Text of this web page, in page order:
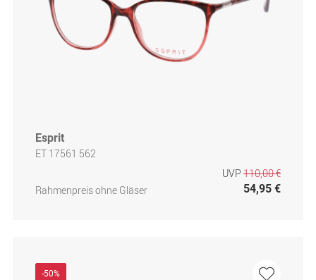
Esprit
ET 17561 562
Rahmenpreis ohne Gläser
UVP 110,00 €
54,95 €
-50%